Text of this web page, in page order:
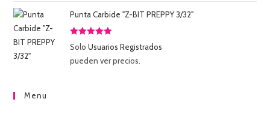
Punta Carbide "Z-BIT PREPPY 3/32"
Valorado
5
SoloUsuarios Registrados
pueden ver precios.
Menu